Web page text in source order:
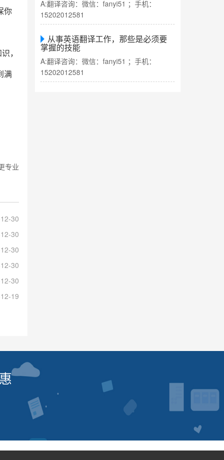
你
，
满
专业
30
30
30
30
30
19
A:翻译咨询：微信：fanyi51 ；手机：
15202012581
从事英语翻译工作，那些是必须要
掌握的技能
A:翻译咨询：微信：fanyi51 ；手机：
15202012581